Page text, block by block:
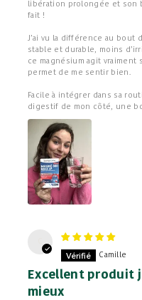
libération prolongée et son
fait !
J’ai vu la différence au bout
stable et durable, moins
ce magnésium agit vraiment
permet de me sentir bien.
Facile à intégrer dans sa
digestif de mon côté, une
Camille
Excellent produit
mieux